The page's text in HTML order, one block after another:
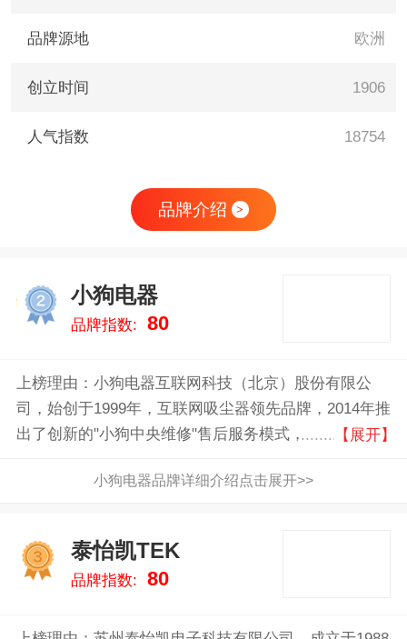
品牌源地 欧洲
创立时间 1906
人气指数 18754
品牌介绍 >
小狗电器
品牌指数: 80
上榜理由：小狗电器互联网科技（北京）股份有限公
司，始创于1999年，互联网吸尘器领先品牌，2014年推
出了创新的"小狗中央维修"售后服务模式，集生活电器
【展开】
小狗电器品牌详细介绍点击展开>>
泰怡凯TEK
品牌指数: 80